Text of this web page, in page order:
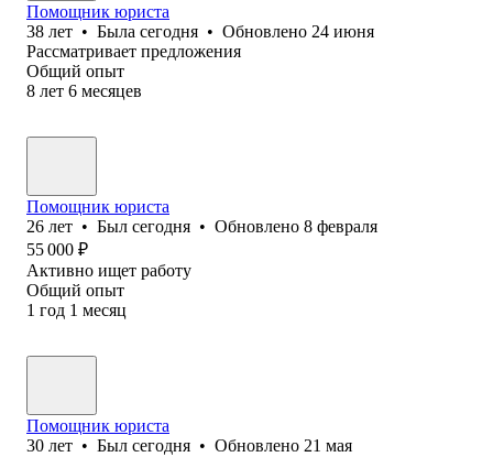
Помощник юриста
38 лет • Была сегодня • Обновлено 24 июня
Рассматривает предложения
Общий опыт
8 лет 6 месяцев
Помощник юриста
26 лет • Был сегодня • Обновлено 8 февраля
55 000 ₽
Активно ищет работу
Общий опыт
1 год 1 месяц
Помощник юриста
30 лет • Был сегодня • Обновлено 21 мая